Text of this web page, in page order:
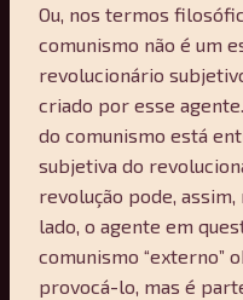
Ou, nos termos
comunismo não é um
revolucionário
criado por esse
do comunismo está
subjetiva do
revolução pode,
lado, o agente em
comunismo “externo”
provocá-lo, mas é